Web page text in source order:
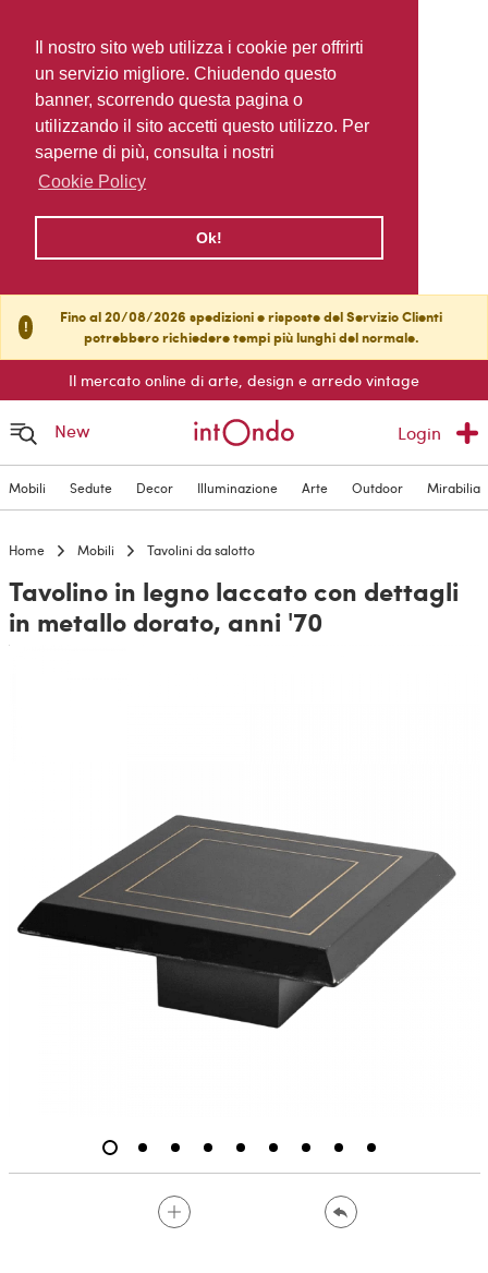
Il nostro sito web utilizza i cookie per offrirti
un servizio migliore. Chiudendo questo
banner, scorrendo questa pagina o
utilizzando il sito accetti questo utilizzo. Per
saperne di più, consulta i nostri
Cookie Policy
Ok!
!
Fino al 20/08/2026 spedizioni e risposte del Servizio Clienti
potrebbero richiedere tempi più lunghi del normale.
Il mercato online di arte, design e arredo vintage
New Login
Mobili Sedute Decor Illuminazione Arte Outdoor Mirabilia
Home Mobili Tavolini da salotto
Tavolino in legno laccato con dettagli
in metallo dorato, anni '70